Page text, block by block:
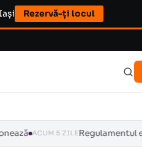
Rezervă-ți locul
5 ZILERegulamentul